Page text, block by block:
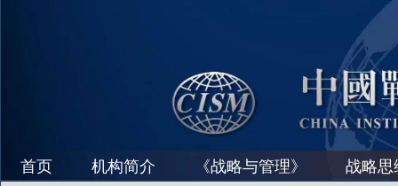
首页 机构简介 《战略与管理》 战略思